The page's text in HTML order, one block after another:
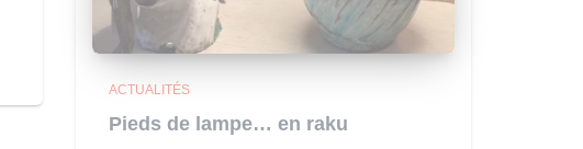
ACTUALITÉS
Pieds de lampe… en raku